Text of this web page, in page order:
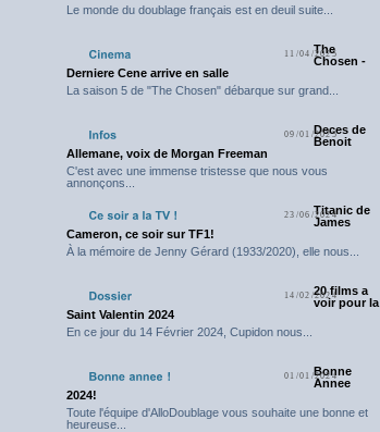
Le monde du doublage français est en deuil suite...
11/04/2025
The
Chosen -
Derniere Cene arrive en salle
La saison 5 de "The Chosen" débarque sur grand...
09/01/2025Deces de
Benoit
Allemane, voix de Morgan Freeman
C'est avec une immense tristesse que nous vous
annonçons...
23/06/2024Titanic de
James
Cameron, ce soir sur TF1!
À la mémoire de Jenny Gérard (1933/2020), elle nous...
14/02/202420 films a
voir pour la
Saint Valentin 2024
En ce jour du 14 Février 2024, Cupidon nous...
01/01/2024
Bonne
Annee
2024!
Toute l'équipe d'AlloDoublage vous souhaite une bonne et
heureuse...